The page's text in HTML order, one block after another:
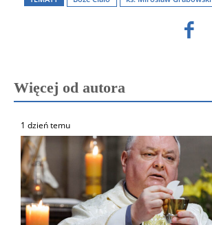
Więcej od autora
1 dzień temu